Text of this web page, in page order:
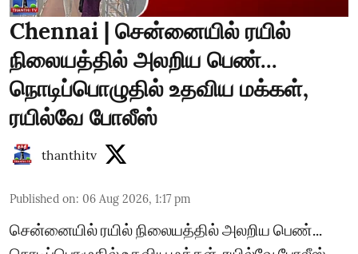
Chennai | சென்னையில் ரயில்
நிலையத்தில் அலறிய பெண்...
நொடிப்பொழுதில் உதவிய மக்கள்,
ரயில்வே போலீஸ்
thanthitv
Published on: 06 Aug 2026, 1:17 pm
சென்னையில் ரயில் நிலையத்தில் அலறிய பெண்...